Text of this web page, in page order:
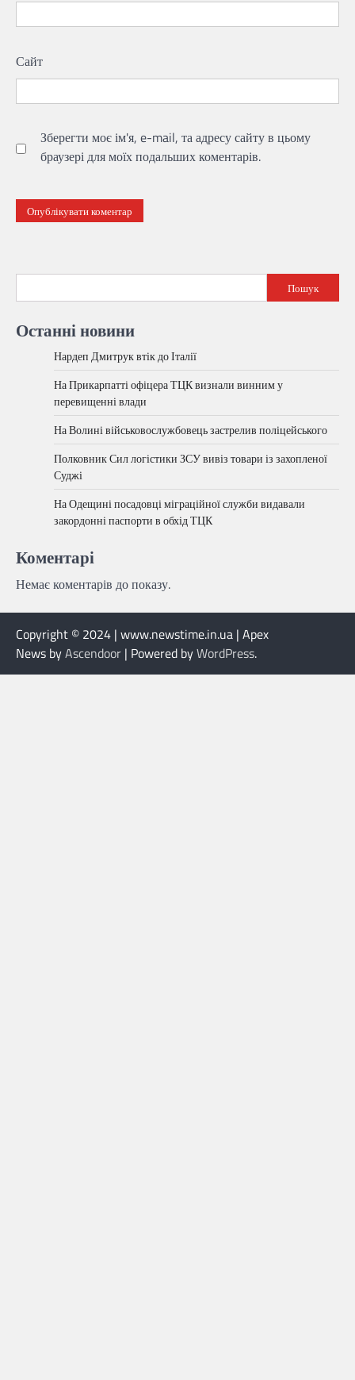
Сайт
Зберегти моє ім'я, e-mail, та адресу сайту в цьому
браузері для моїх подальших коментарів.
Пошук
Останні новини
Нардеп Дмитрук втік до Італії
На Прикарпатті офіцера ТЦК визнали винним у
перевищенні влади
На Волині військовослужбовець застрелив поліцейського
Полковник Сил логістики ЗСУ вивіз товари із захопленої
Суджі
На Одещині посадовці міграційної служби видавали
закордонні паспорти в обхід ТЦК
Коментарі
Немає коментарів до показу.
Copyright © 2024 | www.newstime.in.ua | Apex
News byAscendoor | Powered byWordPress.